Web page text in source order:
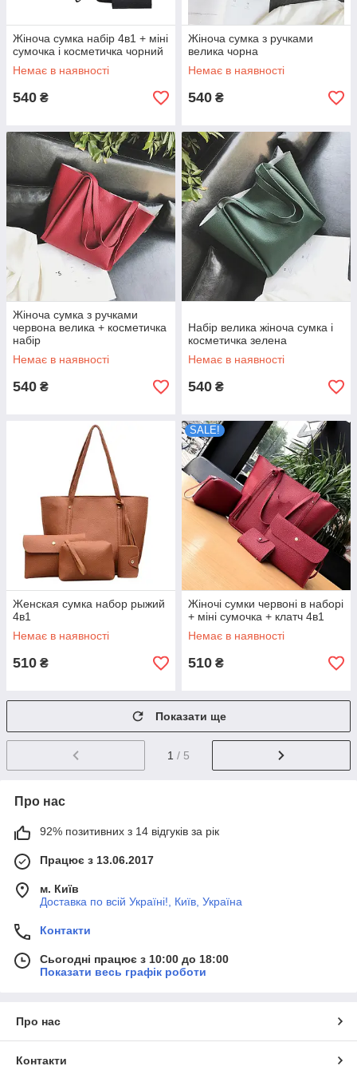
Жіноча сумка набір 4в1 + міні
сумочка і косметичка чорний
Немає в наявності
540 ₴
Жіноча сумка з ручками
велика чорна
Немає в наявності
540 ₴
Жіноча сумка з ручками
червона велика + косметичка
набір
Немає в наявності
540 ₴
Набір велика жіноча сумка і
косметичка зелена
Немає в наявності
540 ₴
Женская сумка набор рыжий
4в1
Немає в наявності
510 ₴
SALE!
Жіночі сумки червоні в наборі
+ міні сумочка + клатч 4в1
Немає в наявності
510 ₴
Показати ще
1 / 5
Про нас
92% позитивних з 14 відгуків за рік
Працює з 13.06.2017
м. Київ
Доставка по всій Україні!, Київ, Україна
Контакти
Сьогодні працює з 10:00 до 18:00
Показати весь графік роботи
Про нас
Контакти